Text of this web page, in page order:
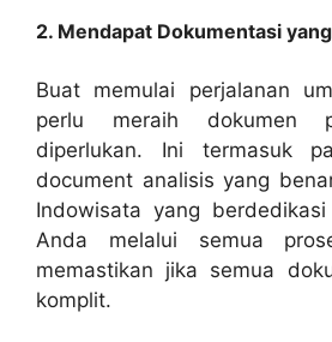
2. Mendapat Dokumentasi
Buat memulai perjalanan
perlu meraih dokumen
diperlukan. Ini termasuk
document analisis yang
Indowisata yang
Anda melalui semua
memastikan jika semua
komplit.